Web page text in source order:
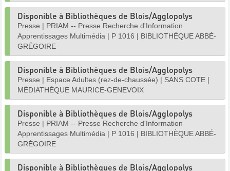
Disponible à Bibliothèques de Blois/Agglopolys
Presse | PRIAM -- Presse Recherche d'Information
Apprentissages Multimédia | P 1016 | BIBLIOTHÈQUE ABBÉ-
GRÉGOIRE
Disponible à Bibliothèques de Blois/Agglopolys
Presse | Espace Adultes (rez-de-chaussée) | SANS COTE |
MÉDIATHÈQUE MAURICE-GENEVOIX
Disponible à Bibliothèques de Blois/Agglopolys
Presse | PRIAM -- Presse Recherche d'Information
Apprentissages Multimédia | P 1016 | BIBLIOTHÈQUE ABBÉ-
GRÉGOIRE
Disponible à Bibliothèques de Blois/Agglopolys